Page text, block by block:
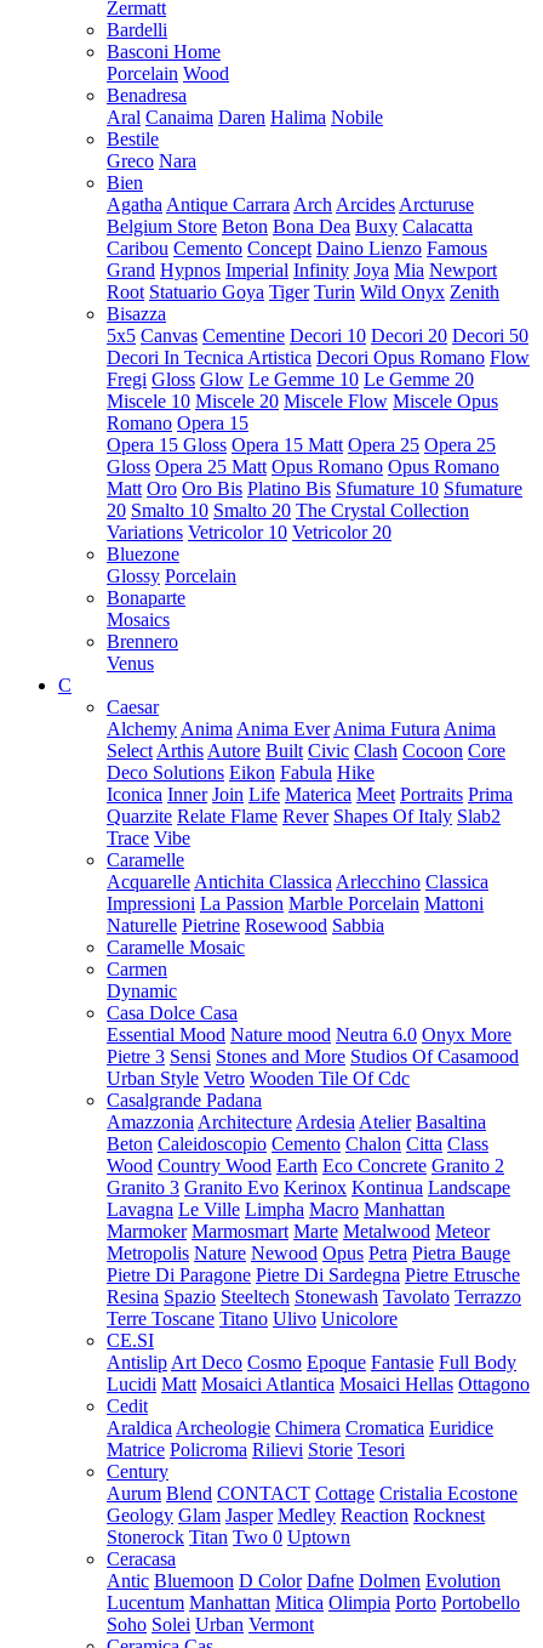
Zermatt
Bardelli
Basconi Home
Porcelain Wood
Benadresa
Aral Canaima Daren Halima Nobile
Bestile
Greco Nara
Bien
Agatha Antique Carrara Arch Arcides Arcturuse
Belgium Store Beton Bona Dea Buxy Calacatta
Caribou Cemento Concept Daino Lienzo Famous
Grand Hypnos Imperial Infinity Joya Mia Newport
Root Statuario Goya Tiger Turin Wild Onyx Zenith
Bisazza
5x5 Canvas Cementine Decori 10 Decori 20 Decori 50
Decori In Tecnica Artistica Decori Opus Romano Flow
Fregi Gloss Glow Le Gemme 10 Le Gemme 20
Miscele 10 Miscele 20 Miscele Flow Miscele Opus
Romano Opera 15
Opera 15 Gloss Opera 15 Matt Opera 25 Opera 25
Gloss Opera 25 Matt Opus Romano Opus Romano
Matt Oro Oro Bis Platino Bis Sfumature 10 Sfumature
20 Smalto 10 Smalto 20 The Crystal Collection
Variations Vetricolor 10 Vetricolor 20
Bluezone
Glossy Porcelain
Bonaparte
Mosaics
Brennero
Venus
C
Caesar
Alchemy Anima Anima Ever Anima Futura Anima
Select Arthis Autore Built Civic Clash Cocoon Core
Deco Solutions Eikon Fabula Hike
Iconica Inner Join Life Materica Meet Portraits Prima
Quarzite Relate Flame Rever Shapes Of Italy Slab2
Trace Vibe
Caramelle
Acquarelle Antichita Classica Arlecchino Classica
Impressioni La Passion Marble Porcelain Mattoni
Naturelle Pietrine Rosewood Sabbia
Caramelle Mosaic
Carmen
Dynamic
Casa Dolce Casa
Essential Mood Nature mood Neutra 6.0 Onyx More
Pietre 3 Sensi Stones and More Studios Of Casamood
Urban Style Vetro Wooden Tile Of Cdc
Casalgrande Padana
Amazzonia Architecture Ardesia Atelier Basaltina
Beton Caleidoscopio Cemento Chalon Citta Class
Wood Country Wood Earth Eco Concrete Granito 2
Granito 3 Granito Evo Kerinox Kontinua Landscape
Lavagna Le Ville Limpha Macro Manhattan
Marmoker Marmosmart Marte Metalwood Meteor
Metropolis Nature Newood Opus Petra Pietra Bauge
Pietre Di Paragone Pietre Di Sardegna Pietre Etrusche
Resina Spazio Steeltech Stonewash Tavolato Terrazzo
Terre Toscane Titano Ulivo Unicolore
CE.SI
Antislip Art Deco Cosmo Epoque Fantasie Full Body
Lucidi Matt Mosaici Atlantica Mosaici Hellas Ottagono
Cedit
Araldica Archeologie Chimera Cromatica Euridice
Matrice Policroma Rilievi Storie Tesori
Century
Aurum Blend CONTACT Cottage Cristalia Ecostone
Geology Glam Jasper Medley Reaction Rocknest
Stonerock Titan Two 0 Uptown
Ceracasa
Antic Bluemoon D Color Dafne Dolmen Evolution
Lucentum Manhattan Mitica Olimpia Porto Portobello
Soho Solei Urban Vermont